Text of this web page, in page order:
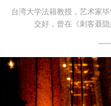
台湾大学法籍教授，艺术家
交好，曾在《刺客聂隐